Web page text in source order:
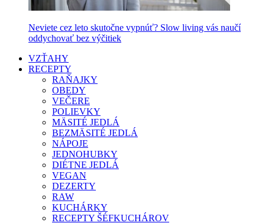
Neviete cez leto skutočne vypnúť? Slow living vás naučí
oddychovať bez výčitiek
VZŤAHY
RECEPTY
RAŇAJKY
OBEDY
VEČERE
POLIEVKY
MÄSITÉ JEDLÁ
BEZMÄSITÉ JEDLÁ
NÁPOJE
JEDNOHUBKY
DIÉTNE JEDLÁ
VEGAN
DEZERTY
RAW
KUCHÁRKY
RECEPTY ŠÉFKUCHÁROV